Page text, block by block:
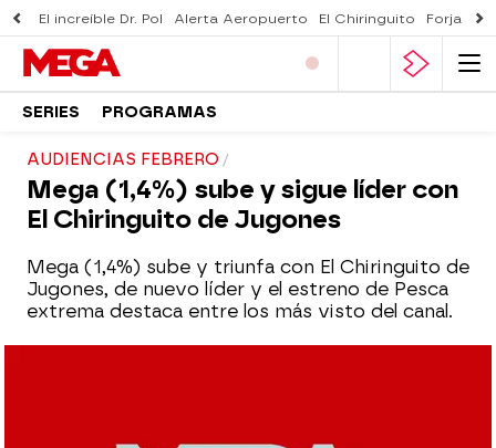
El increíble Dr. Pol Alerta Aeropuerto El Chiringuito Forjado
SERIES PROGRAMAS
AUDIENCIAS FEBRERO
Mega (1,4%) sube y sigue líder con
El Chiringuito de Jugones
Mega (1,4%) sube y triunfa con El Chiringuito de
Jugones, de nuevo líder y el estreno de Pesca
extrema destaca entre los más visto del canal.